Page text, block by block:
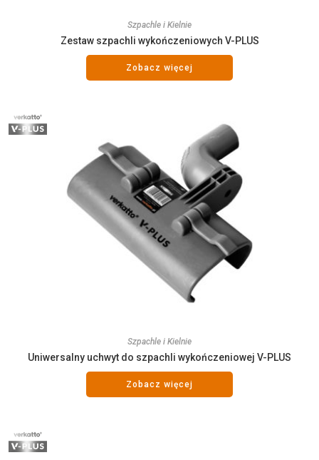
Szpachle i Kielnie
Zestaw szpachli wykończeniowych V-PLUS
Zobacz więcej
Szpachle i Kielnie
Uniwersalny uchwyt do szpachli wykończeniowej V-PLUS
Zobacz więcej